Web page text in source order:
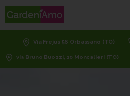
Via Frejus 56 Orbassano (TO)
via Bruno Buozzi, 20 Moncalieri (TO)